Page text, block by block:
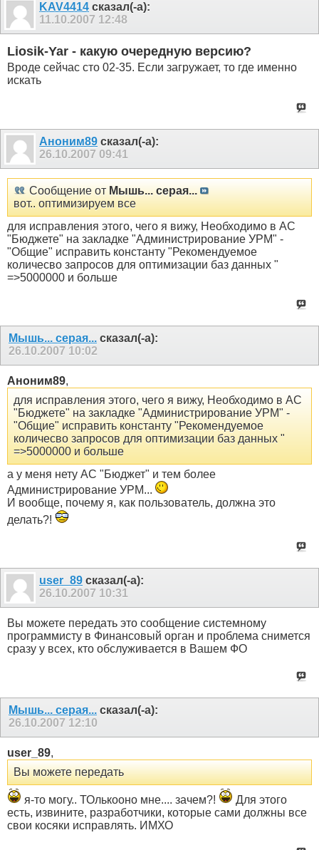
KAV4414 сказал(-а):
11.10.2007 12:48
Liosik-Yar - какую очередную версию?
Вроде сейчас сто 02-35. Если загружает, то где именно
искать
Аноним89 сказал(-а):
26.10.2007 09:41
Сообщение от Мышь... серая...
вот.. оптимизируем все
для исправления этого, чего я вижу, Необходимо в АС
"Бюджете" на закладке "Администрирование УРМ" -
"Общие" исправить константу "Рекомендуемое
количесво запросов для оптимизации баз данных "
=>5000000 и больше
Мышь... серая... сказал(-а):
26.10.2007 10:02
Аноним89,
для исправления этого, чего я вижу, Необходимо в АС
"Бюджете" на закладке "Администрирование УРМ" -
"Общие" исправить константу "Рекомендуемое
количесво запросов для оптимизации баз данных "
=>5000000 и больше
а у меня нету АС "Бюджет" и тем более
Администрирование УРМ...
И вообще, почему я, как пользователь, должна это
делать?!
user_89 сказал(-а):
26.10.2007 10:31
Вы можете передать это сообщение системному
программисту в Финансовый орган и проблема снимется
сразу у всех, кто обслуживается в Вашем ФО
Мышь... серая... сказал(-а):
26.10.2007 12:10
user_89,
Вы можете передать
я-то могу.. ТОлькооно мне.... зачем?!
Для этого
есть, извините, разработчики, которые сами должны все
свои косяки исправлять. ИМХО